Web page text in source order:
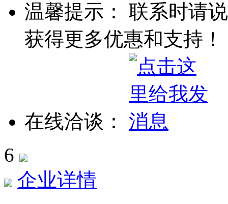
温馨提示： 联系时请
获得更多优惠和支持！
在线洽谈：
6
企业详情